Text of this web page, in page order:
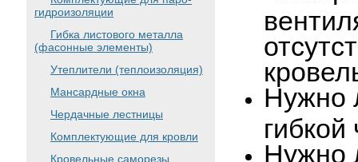
гидроизоляции
Гибка листового металла
(фасонные элементы)
Утеплители (теплоизоляция)
Мансардные окна
Чердачные лестницы
Комплектующие для кровли
Кровельные саморезы
Нужно
Нужно